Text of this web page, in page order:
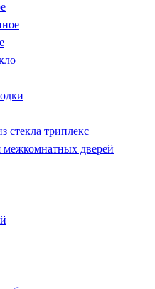
стекла триплекс
межкомнатных дверей